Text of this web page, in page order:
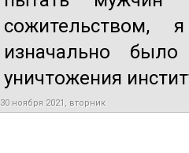
изначально
уничтожения
30 ноября 2021, вторник